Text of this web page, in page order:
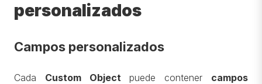
personalizados
Campos personalizados
Cada Custom Objectpuede contener campos